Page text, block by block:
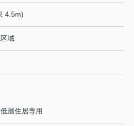
4.5m)
域
層住居専用